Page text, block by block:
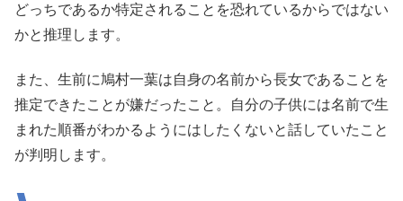
どっちであるか特定されることを恐れているからではない
かと推理します。
また、生前に鳩村一葉は自身の名前から長女であることを
推定できたことが嫌だったこと。自分の子供には名前で生
まれた順番がわかるようにはしたくないと話していたこと
が判明します。